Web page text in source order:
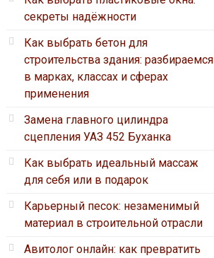
секреты надёжности
Как выбрать бетон для
строительства здания: разбираемся
в марках, классах и сферах
применения
Замена главного цилиндра
сцепления УАЗ 452 Буханка
Как выбрать идеальный массаж
для себя или в подарок
Карьерный песок: незаменимый
материал в строительной отрасли
Авитолог онлайн: как превратить